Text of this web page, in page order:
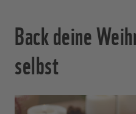
Back deine
selbst